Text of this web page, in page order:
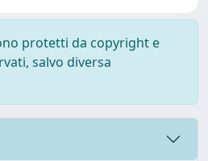
protetti da copyright e
salvo diversa